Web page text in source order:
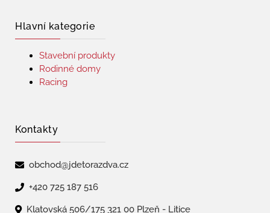
Hlavní kategorie
Stavební produkty
Rodinné domy
Racing
Kontakty
obchod@jdetorazdva.cz
+420 725 187 516
Klatovská 506/175 321 00 Plzeň - Litice